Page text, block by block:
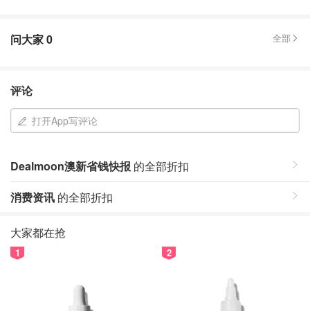
问大家0 全部
评论
打开App写评论
Dealmoon澳新省钱快报 的全部折扣
消费资讯 的全部折扣
大家都在抢
1 2